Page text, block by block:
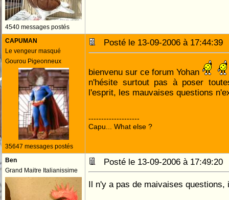
4540 messages postés
CAPUMAN
Le vengeur masqué
Gourou Pigeonneux
35647 messages postés
Posté le 13-09-2006 à
bienvenu sur ce forum Yohan
n'hésite surtout pas à poser
l'esprit, les mauvaises questions
--------------------
Capu... What else ?
Ben
Grand Maitre Italianissime
Posté le 13-09-2006 à
Il n'y a pas de maivaises